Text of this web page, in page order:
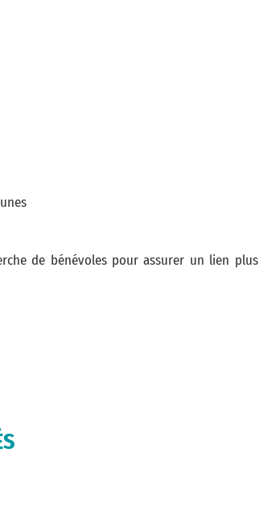
de bénévoles pour assurer un lien plus